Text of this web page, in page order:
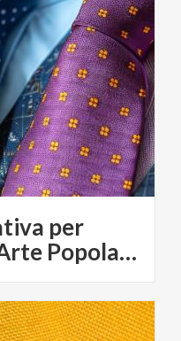
per
l'Artigianato e l'Arte Popolare